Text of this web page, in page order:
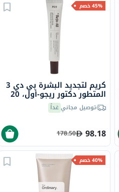
45% خصم
كريم لتجديد البشرة بي دي 3
المتطور دكتور ريجو-أول، 20
ملتوصيل مجانيغداً
98.18
178.50
40% خصم